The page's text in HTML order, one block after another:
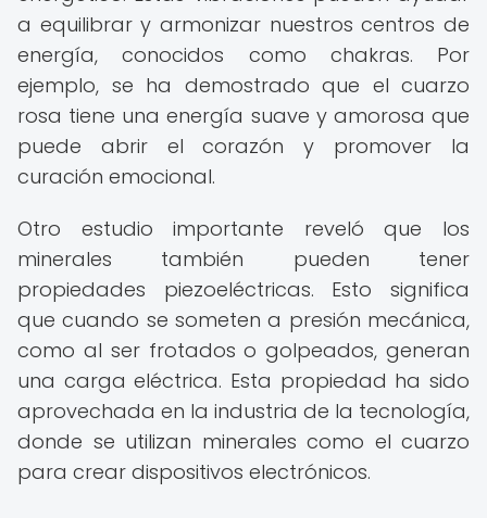
a equilibrar y armonizar nuestros centros de
energía, conocidos como chakras. Por
ejemplo, se ha demostrado que el cuarzo
rosa tiene una energía suave y amorosa que
puede abrir el corazón y promover la
curación emocional.
Otro estudio importante reveló que los
minerales también pueden tener
propiedades piezoeléctricas. Esto significa
que cuando se someten a presión mecánica,
como al ser frotados o golpeados, generan
una carga eléctrica. Esta propiedad ha sido
aprovechada en la industria de la tecnología,
donde se utilizan minerales como el cuarzo
para crear dispositivos electrónicos.